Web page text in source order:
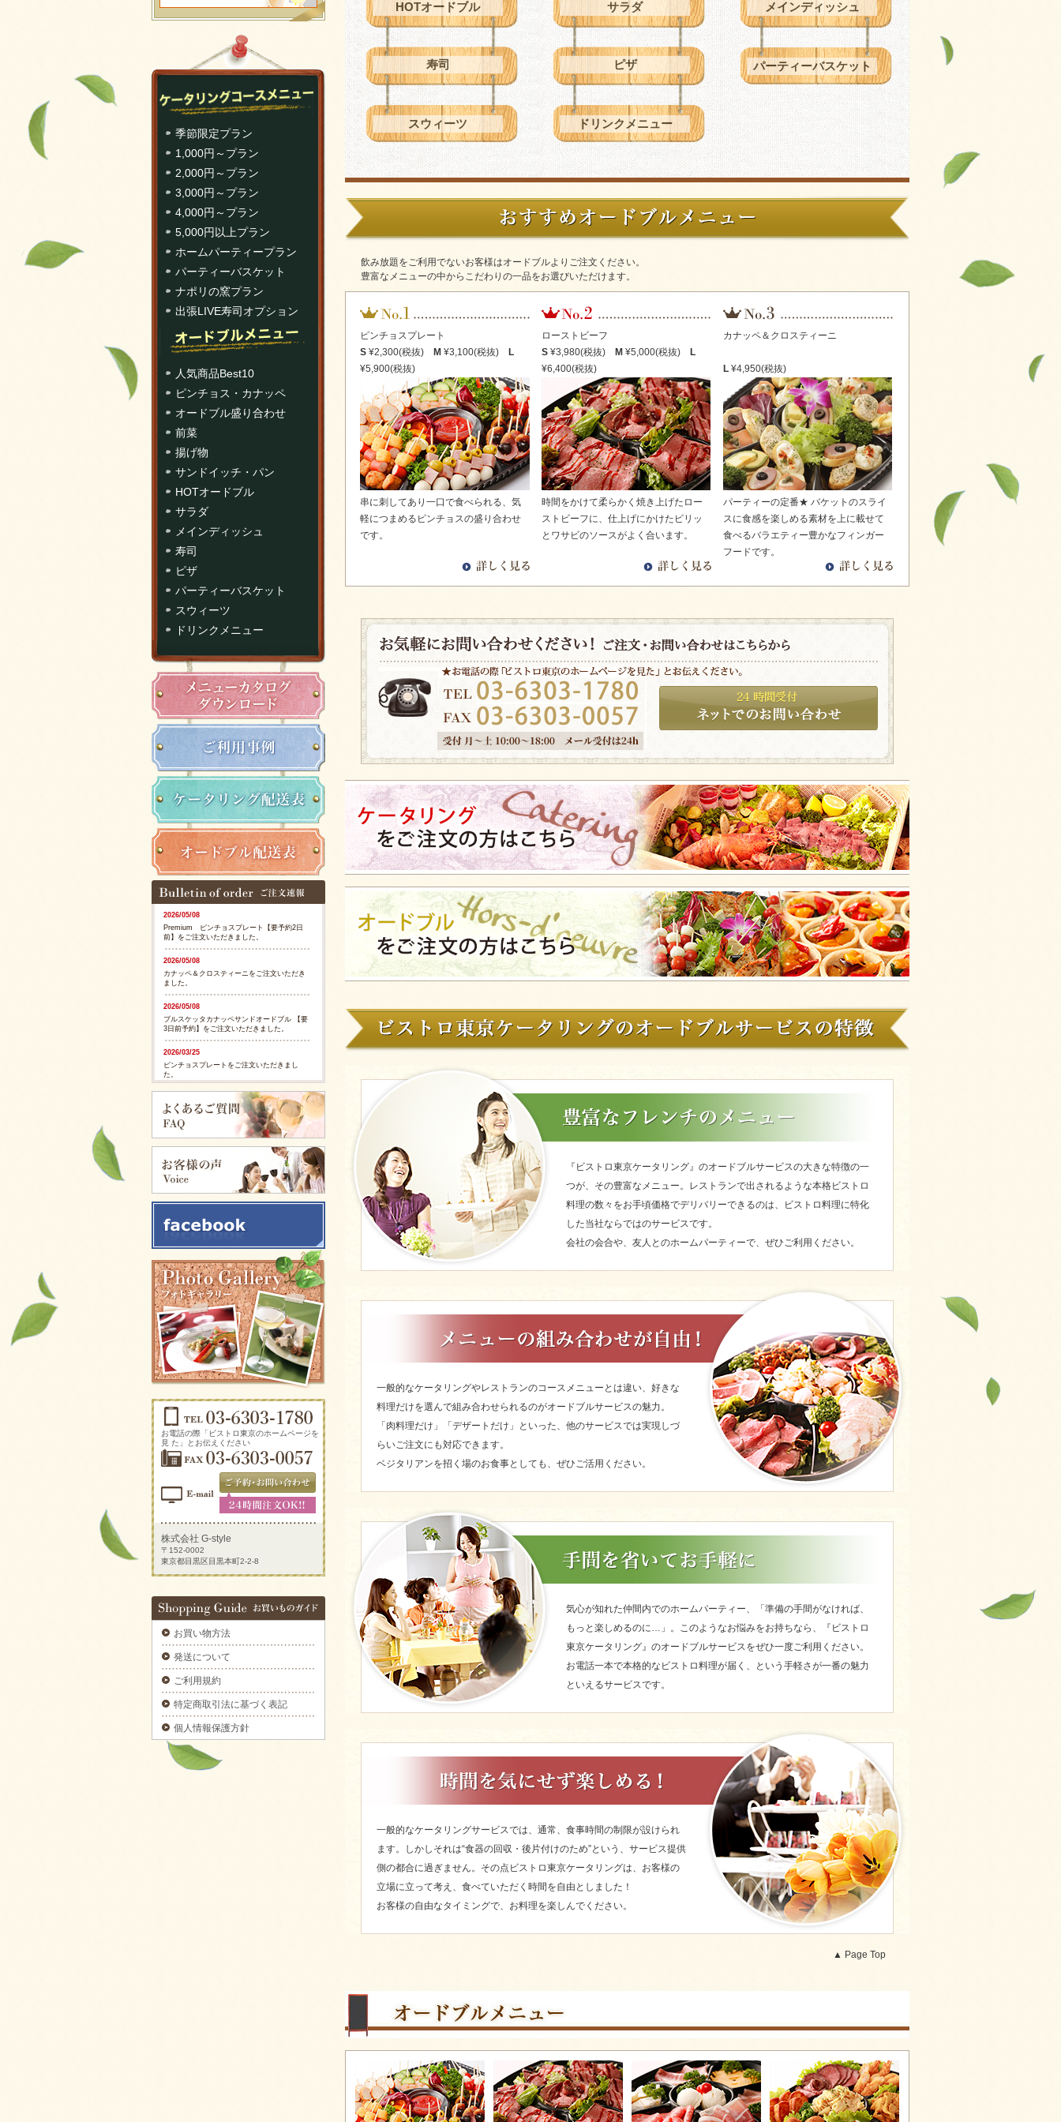
季節限定プラン
1,000円～プラン
2,000円～プラン
3,000円～プラン
4,000円～プラン
5,000円以上プラン
ホームパーティープラン
パーティーバスケット
ナポリの窯プラン
出張LIVE寿司オプション
人気商品Best10
ピンチョス・カナッペ
オードブル盛り合わせ
前菜
揚げ物
サンドイッチ・パン
HOTオードブル
サラダ
メインディッシュ
寿司
ピザ
パーティーバスケット
スウィーツ
ドリンクメニュー
2026/05/08
Premium ピンチョスプレート【要予約2日
前】をご注文いただきました。
2026/05/08
カナッペ＆クロスティーニをご注文いただき
ました。
2026/05/08
ブルスケッタカナッペサンドオードブル 【要
3日前予約】をご注文いただきました。
2026/03/25
ピンチョスプレートをご注文いただきまし
た。
ピンチョスプレートをご注文いただきまし
た。
ピンチョスバスケット【要3日前予約】をご注
文いただきました。
フルーツバスケット【要3日前予約】をご注文
イタリアンサンドバスケット 【要3日前予
2025/09/29
カリブ風スパイシージャークチキンをご注文
いただきました。
2025/09/29
ソーセージアソートをご注文いただきまし
た。
2025/09/29
生ハムとチーズのオードブルをご注文いただ
2025/09/29
新鮮トマトのカプレーゼをご注文いただきま
した。
2025/09/29
炙りサーモンのカルパッチョをご注文いただ
きました。
ラグジュアリーパーティプレートをご注文い
2025/09/29
デラックスミートプレートをご注文いただき
ました。
2025/09/29
ブルスケッタカナッペサンドオードブル 【要
カナッペ＆クロスティーニをご注文いただき
ました。
2025/09/29
お電話の際「ビストロ東京のホームページを
見 た」とお伝えください
株式会社 G-style
〒152-0002
東京都目黒区目黒本町2-2-8
お買い物方法
発送について
ご利用規約
特定商取引法に基づく表記
個人情報保護方針
HOTオードブル
寿司
スウィーツ
サラダ
ピザ
ドリンクメニュー
メインディッシュ
パーティーバスケット
飲み放題をご利用でないお客様はオードブルよりご注文ください。
豊富なメニューの中からこだわりの一品をお選びいただけます。
ピンチョスプレート
S ¥2,300(税抜) M ¥3,100(税抜)
L
¥5,900(税抜)
串に刺してあり一口で食べられる、気
軽につまめるピンチョスの盛り合わせ
です。
ローストビーフ
S ¥3,980(税抜) M ¥5,000(税抜)
L
¥6,400(税抜)
時間をかけて柔らかく焼き上げたロー
ストビーフに、仕上げにかけたピリッ
とワサビのソースがよく合います。
カナッペ＆クロスティーニ
L ¥4,950(税抜)
パーティーの定番★ バケットのスライ
スに食感を楽しめる素材を上に載せて
食べるバラエティー豊かなフィンガー
フードです。
『ビストロ東京ケータリング』のオードブルサービスの大きな特徴の一
つが、その豊富なメニュー。レストランで出されるような本格ビストロ
料理の数々をお手頃価格でデリバリーできるのは、ビストロ料理に特化
した当社ならではのサービスです。
会社の会合や、友人とのホームパーティーで、ぜひご利用ください。
一般的なケータリングやレストランのコースメニューとは違い、好きな
料理だけを選んで組み合わせられるのがオードブルサービスの魅力。
「肉料理だけ」「デザートだけ」といった、他のサービスでは実現しづ
らいご注文にも対応できます。
ベジタリアンを招く場のお食事としても、ぜひご活用ください。
気心が知れた仲間内でのホームパーティー、「準備の手間がなければ、
もっと楽しめるのに…」。このようなお悩みをお持ちなら、『ビストロ
東京ケータリング』のオードブルサービスをぜひ一度ご利用ください。
お電話一本で本格的なビストロ料理が届く、という手軽さが一番の魅力
といえるサービスです。
一般的なケータリングサービスでは、通常、食事時間の制限が設けられ
ます。しかしそれは“食器の回収・後片付けのため”という、サービス提供
側の都合に過ぎません。その点ビストロ東京ケータリングは、お客様の
立場に立って考え、食べていただく時間を自由としました！
お客様の自由なタイミングで、お料理を楽しんでください。
▲ Page Top